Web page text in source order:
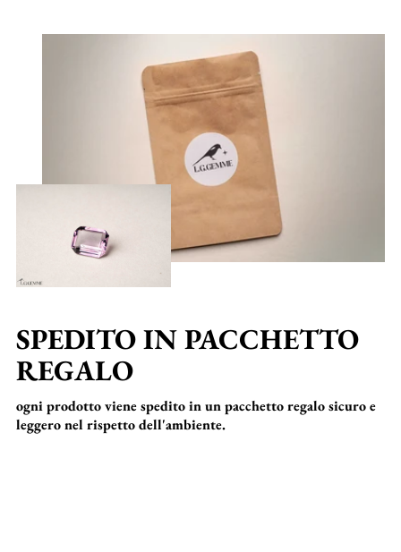
SPEDITO IN PACCHETTO
REGALO
ogni prodotto viene spedito in un pacchetto regalo sicuro e
leggero nel rispetto dell'ambiente.